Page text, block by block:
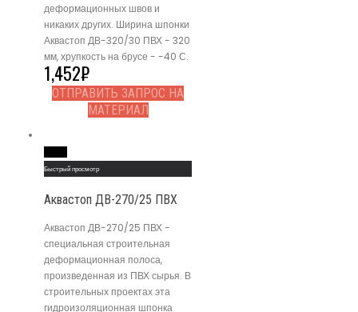
деформационных швов и
никаких других. Ширина шпонки
Аквастоп ДВ-320/30 ПВХ - 320
мм, хрупкость на брусе - -40 С.
1,452₽
ОТПРАВИТЬ ЗАПРОС НА
МАТЕРИАЛ
Быстрый просмотр
Аквастоп ДВ-270/25 ПВХ
Аквастоп ДВ-270/25 ПВХ -
специальная строительная
деформационная полоса,
произведенная из ПВХ сырья. В
строительных проектах эта
гидроизоляционная шпонка